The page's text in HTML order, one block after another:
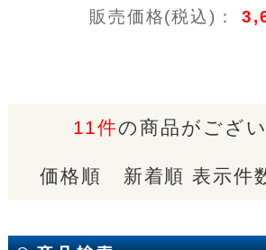
販売価格(税込)：
11件の商品がござい
価格順 新着順 表示件